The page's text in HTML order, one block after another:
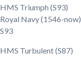
HMS Triumph (S93)
Royal Navy(1546-now)
S93
HMS Turbulent (S87)